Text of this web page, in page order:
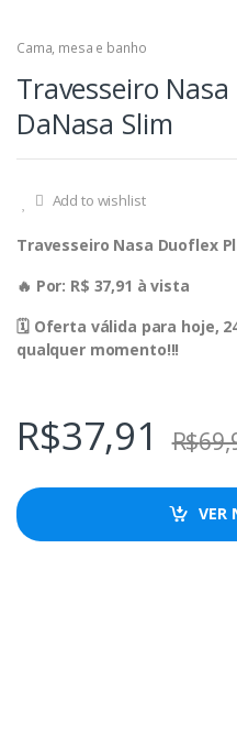
Cama, mesa e banho
Travesseiro
DaNasa Slim
Add to wishlist
Travesseiro Nasa Duoflex
🔥 Por: R$ 37,91 à vista
🗓 Oferta válida para hoje,
qualquer momento!!!
R$37,91 R$
VER